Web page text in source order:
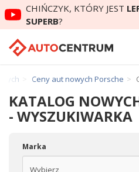
CHIŃCZYK, KTÓRY JEST
SUPERB?
Ceny aut nowych Porsche
KATALOG
- WYSZUKIWARKA
Marka